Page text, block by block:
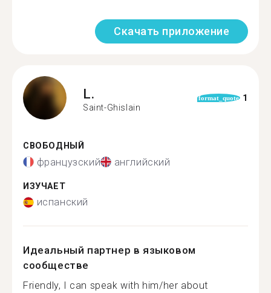
Скачать приложение
L.
Saint-Ghislain
format_quote 1
СВОБОДНЫЙ
французский английский
ИЗУЧАЕТ
испанский
Идеальный партнер в языковом
сообществе
Friendly, I can speak with him/her about